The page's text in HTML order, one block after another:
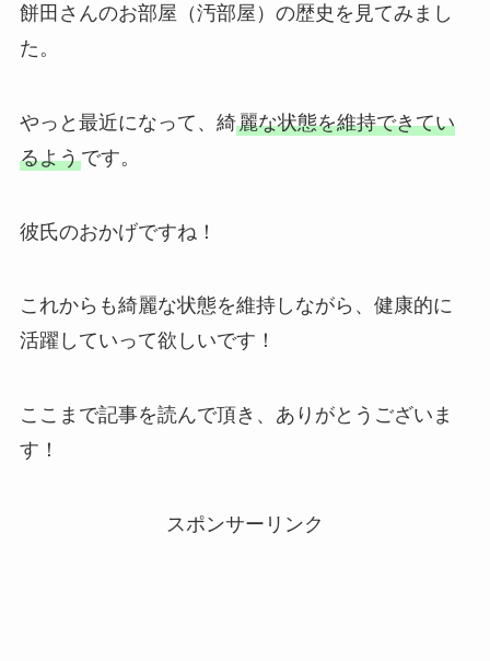
餅田さんのお部屋（汚部屋）の歴史を見てみまし
た。
やっと最近になって、綺麗な状態を維持できてい
るようです。
彼氏のおかげですね！
これからも綺麗な状態を維持しながら、健康的に
活躍していって欲しいです！
ここまで記事を読んで頂き、ありがとうございま
す！
スポンサーリンク